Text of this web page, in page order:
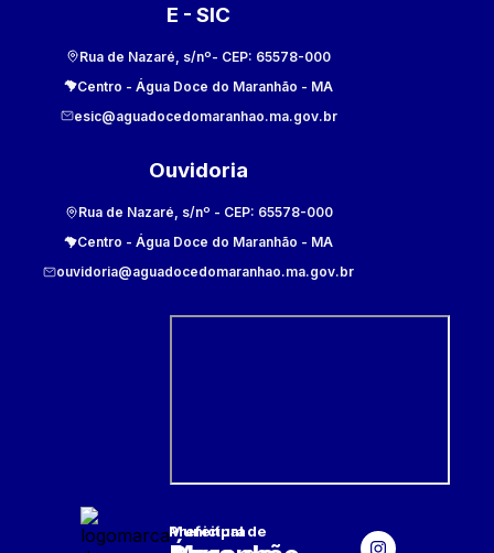
E - SIC
Rua de Nazaré, s/nº- CEP: 65578-000
Centro - Água Doce do Maranhão - MA
esic@aguadocedomaranhao.ma.gov.br
Ouvidoria
Rua de Nazaré, s/nº - CEP: 65578-000
Centro - Água Doce do Maranhão - MA
ouvidoria@aguadocedomaranhao.ma.gov.br
Prefeitura Municipalde